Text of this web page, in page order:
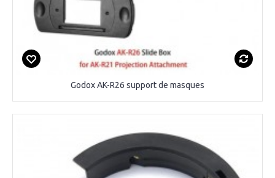
Godox AK-R26 support de masques